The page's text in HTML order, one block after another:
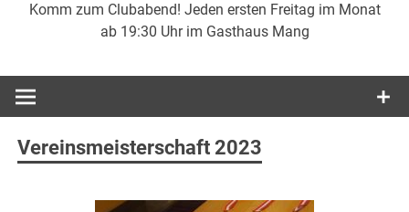
Komm zum Clubabend! Jeden ersten Freitag im Monat
ab 19:30 Uhr im Gasthaus Mang
Vereinsmeisterschaft 2023